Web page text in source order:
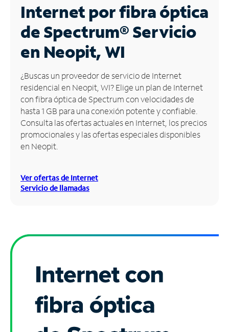
Business
Contáctanos
Inglés
Administrar
cuenta
Encuentra
una
tienda
Internet por fibra óptica
de Spectrum®Servicio
en Neopit, WI
¿Buscas un proveedor de servicio de Internet
residencial en Neopit, WI? Elige un plan de Internet
con fibra óptica de Spectrum con velocidades de
hasta 1 GB para una conexión potente y confiable.
Consulta las ofertas actuales en Internet, los precios
promocionales y las ofertas especiales disponibles
en Neopit.
Ver ofertas de Internet
Servicio de llamadas